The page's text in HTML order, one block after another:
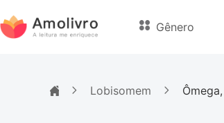
Gênero
Lobisomem